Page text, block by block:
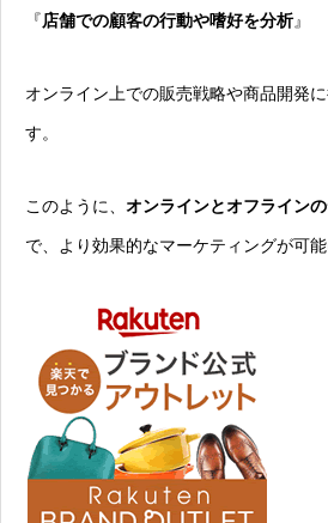
『店舗での顧客の行動や嗜好を分析』
オンライン上での販売戦略や商品開発
す。
このように、 オンラインとオフライン
で、より効果的なマーケティングが可能